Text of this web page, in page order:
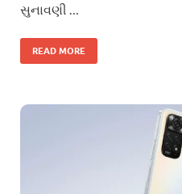
સુનાવણી …
READ MORE